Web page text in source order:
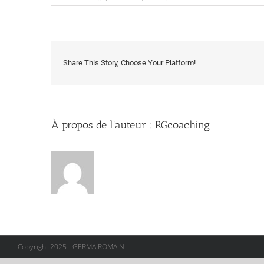
Share This Story, Choose Your Platform!
À propos de l'auteur : RGcoaching
Copyright 2025 - GERMA ROMAIN